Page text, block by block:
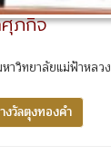
ภกิจ
าวิทยาลัยแม่ฟ้าหลวง
งวัลตุงทองคำ